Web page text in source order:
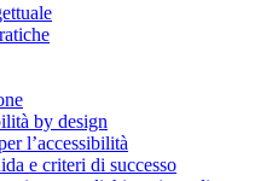
by design
l’accessibilità
e criteri di successo